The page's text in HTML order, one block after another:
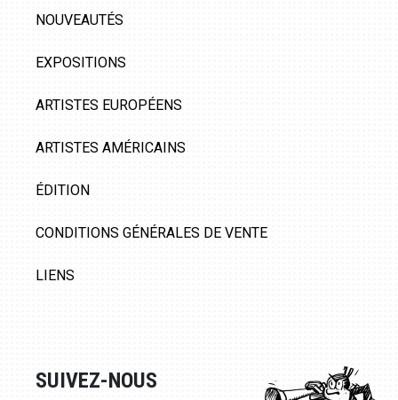
NOUVEAUTÉS
EXPOSITIONS
ARTISTES EUROPÉENS
ARTISTES AMÉRICAINS
ÉDITION
CONDITIONS GÉNÉRALES DE VENTE
LIENS
SUIVEZ-NOUS